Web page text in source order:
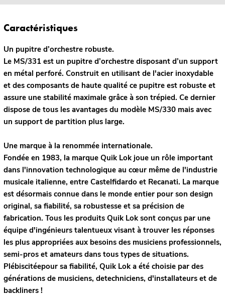
Caractéristiques
Un pupitre d’orchestre robuste.
Le MS/331 est un pupitre d’orchestre disposant d’un support
en métal perforé. Construit en utilisant de l'acier inoxydable
et des composants de haute qualité ce pupitre est robuste et
assure une stabilité maximale grâce à son trépied. Ce dernier
dispose de tous les avantages du modèle MS/330 mais avec
un support de partition plus large.
Une marque à la renommée internationale.
Fondée en 1983, la marque Quik Lok joue un rôle important
dans l'innovation technologique au cœur même de l'industrie
musicale italienne, entre Castelfidardo et Recanati. La marque
est désormais connue dans le monde entier pour son design
original, sa fiabilité, sa robustesse et sa précision de
fabrication. Tous les produits Quik Lok sont conçus par une
équipe d'ingénieurs talentueux visant à trouver les réponses
les plus appropriées aux besoins des musiciens professionnels,
semi-pros et amateurs dans tous types de situations.
Plébiscitéepour sa fiabilité, Quik Lok a été choisie par des
générations de musiciens, detechniciens, d'installateurs et de
backliners !